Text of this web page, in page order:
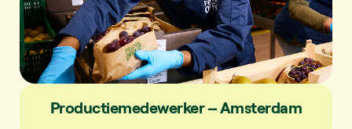
Productiemedewerker – Amsterdam